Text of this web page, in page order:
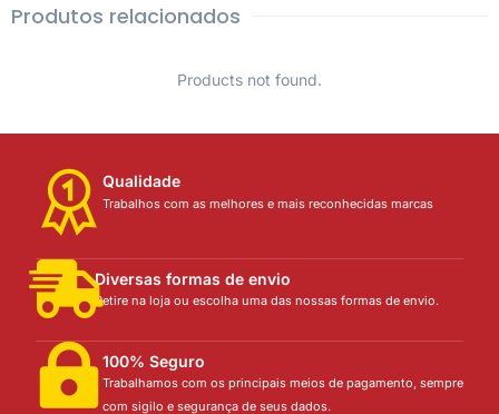
Produtos relacionados
Products not found.
Qualidade
Trabalhos com as melhores e mais reconhecidas marcas
Diversas formas de envio
Retire na loja ou escolha uma das nossas formas de envio.
100% Seguro
Trabalhamos com os principais meios de pagamento, sempre
com sigilo e segurança de seus dados.